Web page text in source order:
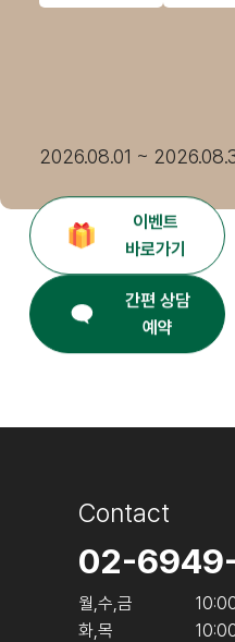
2026.08.01 ~
Contact
02-
월,수,금
화,목
이벤트
바로가기
간편 상담
예약